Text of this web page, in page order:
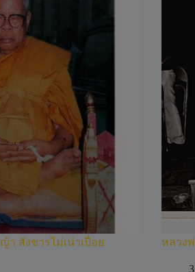
า สังขารไม่เน่าเปื่อย หลวง